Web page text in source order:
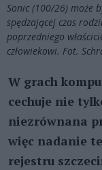
Sonic (100/26) może
spędzającej czas
poprzedniego
człowiekowi. Fot.
W grach
cechuje nie
niezrównana
więc nadanie
rejestru